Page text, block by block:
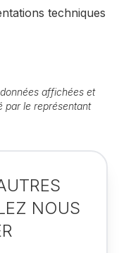
techniques
affichées et
par le représentant
NOUS